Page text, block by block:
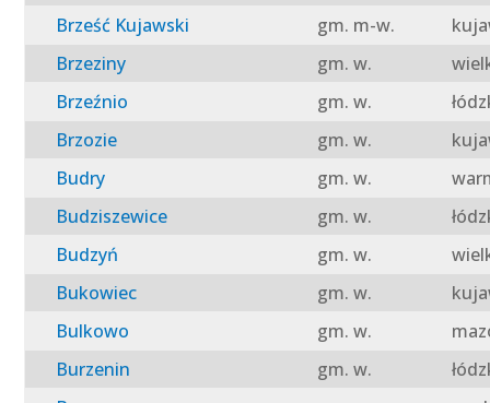
Brześć Kujawski
gm. m-w.
Brzeziny
gm. w.
Brzeźnio
gm. w.
Brzozie
gm. w.
Budry
gm. w.
Budziszewice
gm. w.
Budzyń
gm. w.
Bukowiec
gm. w.
Bulkowo
gm. w.
Burzenin
gm. w.